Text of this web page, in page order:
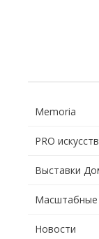
Memoria
PRO
Выставки
Новости